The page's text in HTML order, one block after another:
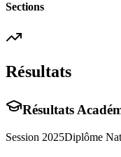
Sections
Résultats
Résultats
Session 2025Diplôme